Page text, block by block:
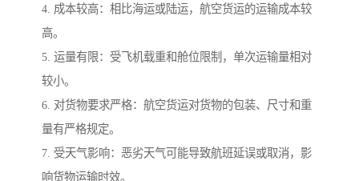
4. 成本较高：相比海运或陆运，航空货运的运输成本较
高。
5. 运量有限：受飞机载重和舱位限制，单次运输量相对
较小。
6. 对货物要求严格：航空货运对货物的包装、尺寸和重
量有严格规定。
7. 受天气影响：恶劣天气可能导致航班延误或取消，影
响货物运输时效。